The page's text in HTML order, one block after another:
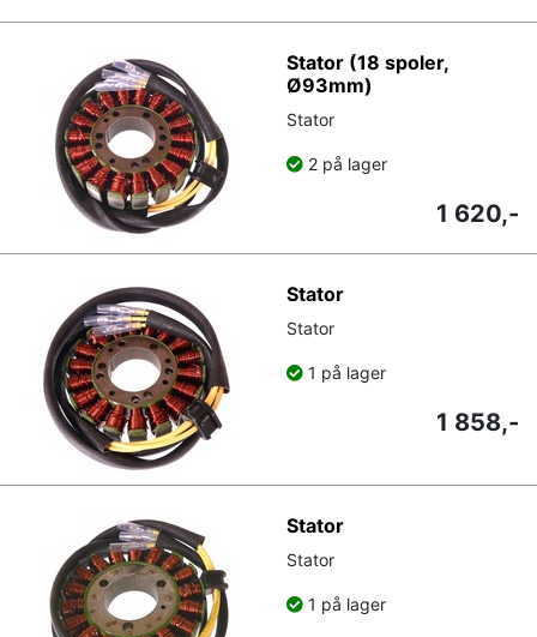
Stator (18 spoler,
Ø93mm)
Stator
2 på lager
1 620,-
Stator
Stator
1 på lager
1 858,-
Stator
Stator
1 på lager